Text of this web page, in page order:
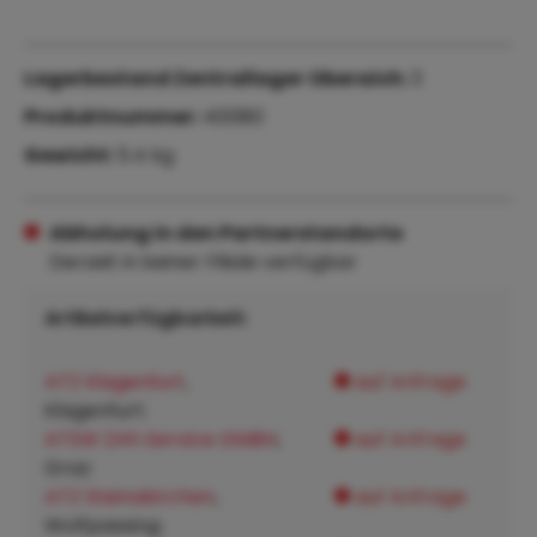
Abholung in den Partnerstandorte
Derzeit in keiner Filiale verfügbar
Artikelverfügbarkeit:
ATZ Klagenfurt
Klagenfurt:
auf Anfrage
ATSW 24h Service GMBH auf Anfrage
ATZ Steinakirchen
Wolfpassing:
auf Anfrage
Lagerbestand Zentrallager Oberaich:
Produktnummer:
Gewicht:
5.4 kg